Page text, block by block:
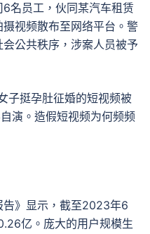
名员工，伙同某汽车租赁
视频散布至网络平台。警
公共秩序，涉案人员被予
子挺孕肚征婚的短视频被
演。造假短视频为何频频
告》显示，截至2023年6
亿。庞大的用户规模生